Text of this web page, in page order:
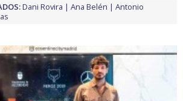
Dani Rovira Ana Belén
Antonio